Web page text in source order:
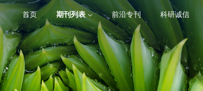
首页 期刊列表
精选潜力期刊
前沿专刊 科研诚信